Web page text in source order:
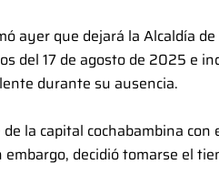
ayer que dejará la Alcaldía
del 17 de agosto de 2025 e
durante su ausencia.
la capital cochabambina con
decidió tomarse el